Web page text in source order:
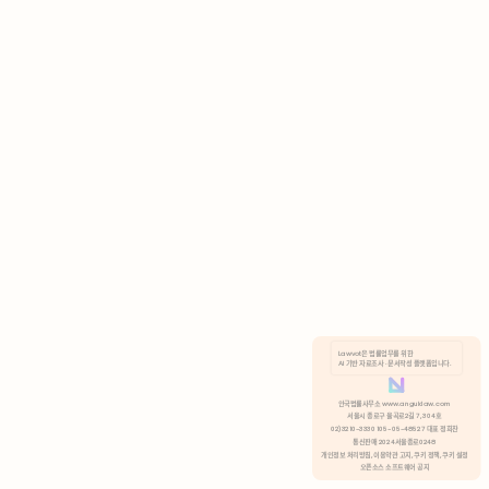
분석 쿠키 허용
Lawvot은 법률업무를 위한
AI 기반 자료조사 · 문서작성 플랫폼입니다.
안국법률사무소 www.anguklaw.com
서울시 종로구 율곡로2길 7, 304호
02)3210-3330 105-05-48527 대표 정희찬
통신판매 2024서울종로0248
개인정보 처리방침, 이용약관 고지, 쿠키 정책, 쿠키 설정
오픈소스 소프트웨어 공지